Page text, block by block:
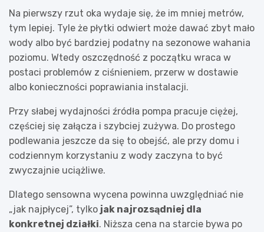
Na pierwszy rzut oka wydaje się, że im mniej metrów,
tym lepiej. Tyle że płytki odwiert może dawać zbyt mało
wody albo być bardziej podatny na sezonowe wahania
poziomu. Wtedy oszczędność z początku wraca w
postaci problemów z ciśnieniem, przerw w dostawie
albo konieczności poprawiania instalacji.
Przy słabej wydajności źródła pompa pracuje ciężej,
częściej się załącza i szybciej zużywa. Do prostego
podlewania jeszcze da się to obejść, ale przy domu i
codziennym korzystaniu z wody zaczyna to być
zwyczajnie uciążliwe.
Dlatego sensowna wycena powinna uwzględniać nie
„jak najpłycej”, tylko jak najrozsądniej dla
konkretnej działki. Niższa cena na starcie bywa po